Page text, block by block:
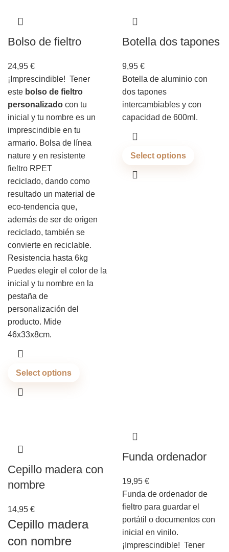
Bolso de fieltro
24,95 €
¡Imprescindible! Tener
este bolso de fieltro
personalizado con tu
inicial y tu nombre es un
imprescindible en tu
armario. Bolsa de línea
nature y en resistente
fieltro RPET
reciclado, dando como
resultado un material de
eco-tendencia que,
además de ser de origen
reciclado, también se
convierte en reciclable.
Resistencia hasta 6kg
Puedes elegir el color de la
inicial y tu nombre en la
pestaña de
personalización del
producto. Mide
46x33x8cm.
Select options
Botella dos tapones
9,95 €
Botella de aluminio con
dos tapones
intercambiables y con
capacidad de 600ml.
Select options
Cepillo madera con
nombre
14,95 €
Cepillo madera
con nombre
Funda ordenador
19,95 €
Funda de ordenador de
fieltro para guardar el
portátil o documentos con
inicial en vinilo.
¡Imprescindible! Tener